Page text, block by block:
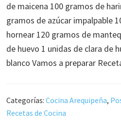
de maicena 100 gramos de
gramos de azúcar impalpable
hornear 120 gramos de
de huevo 1 unidas de clara de
blanco Vamos a preparar
Categorías:Cocina Arequipeña,
Recetas de Cocina